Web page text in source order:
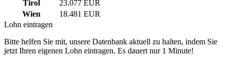
Tirol
23.077 EUR
Wien
18.481 EUR
Lohn eintragen
Bitte helfen Sie mit, unsere Datenbank aktuell zu halten, indem Sie
jetzt Ihren eigenen Lohn eintragen. Es dauert nur 1 Minute!